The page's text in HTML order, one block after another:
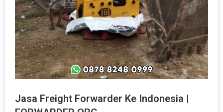
Jasa Freight Forwarder Ke Indonesia |